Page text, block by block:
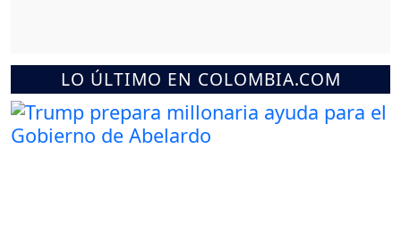
LO ÚLTIMO EN COLOMBIA.COM